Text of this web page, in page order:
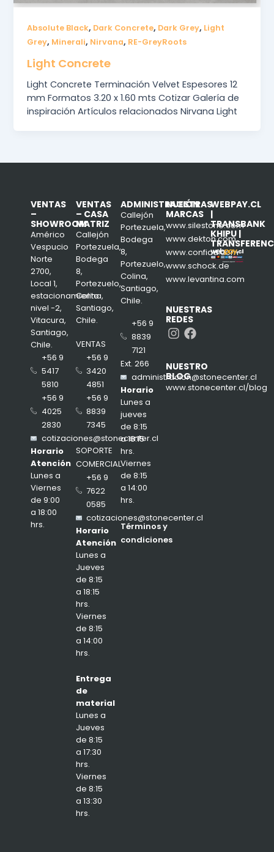
Absolute Black, Dark Concrete, Dark Grey, Light
Grey, Minerali, Nirvana, RE-GreyRoots
Light Concrete
Light Concrete Terminación Velvet Espesores 12
mm Formatos 3.20 x 1.60 mts Cotizar Galería de
inspiración Artículos relacionados Nirvana Light
VENTAS
–
SHOWROOM
Américo
Vespucio
Norte
2700,
Local 1,
estacionamiento
nivel -2,
Vitacura,
Santiago,
Chile.
+56 9
5417
5810
+56 9
4025
2830
cotizaciones@stonecenter.cl
Horario
Atención
Lunes a
Viernes
de 9:00
a 18:00
hrs.
VENTAS
– CASA
MATRIZ
Callejón
Portezuela,
Bodega
8,
Portezuelo,
Colina,
Santiago,
Chile.
VENTAS
+56 9
3420
4851
+56 9
8839
7345
SOPORTE
COMERCIAL
+56 9
7622
0585
cotizaciones@stonecenter.cl
Horario
Atención
Lunes a
Jueves
de 8:15
a 18:15
hrs.
Viernes
de 8:15
a 14:00
hrs.
Entrega
de
material
Lunes a
Jueves
de 8:15
a 17:30
hrs.
Viernes
de 8:15
a 13:30
hrs.
ADMINISTRACIÓN
Callejón
Portezuela,
Bodega
8,
Portezuelo,
Colina,
Santiago,
Chile.
+56 9
8839
7121
Ext. 266
administracion@stonecenter.cl
Horario
Lunes a
jueves
de 8:15
a 18:15
hrs.
Viernes
de 8:15
a 14:00
hrs.
Términos y
condiciones
NUESTRAS
MARCAS
www.silestone.com
www.dekton.com
www.confiad.com
www.schock.de
www.levantina.com
NUESTRAS
REDES
Instagram
Facebook
NUESTRO
BLOG
www.stonecenter.cl/blog
WEBPAY.CL
|
TRANSBANK
KHIPU |